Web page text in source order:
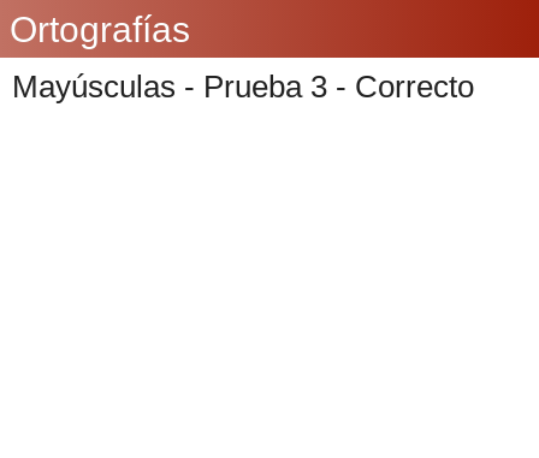
Ortografías
Mayúsculas - Prueba 3 - Correcto